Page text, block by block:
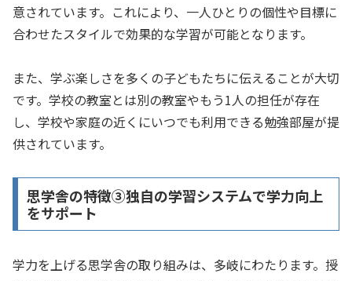
意されています。これにより、一人ひとりの個性や目標に
合わせたスタイルで効果的な学習が可能となります。
また、学ぶ楽しさを多くの子どもたちに伝えることが大切
です。学校の教室とは別の教室やもう1人の担任が存在
し、学校や家庭の近くにいつでも利用できる勉強部屋が提
供されています。
思学舎の特徴➂独自の学習システムで学力向上
をサポート
学力を上げる思学舎の取り組みは、多岐にわたります。授